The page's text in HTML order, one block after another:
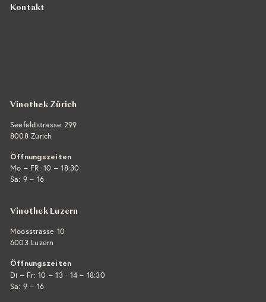
Kontakt
Vinothek Zürich
Seefeldstrasse 299
8008 Zürich
Öffnungszeiten
Mo – FR: 10 – 18:30
Sa: 9 – 16
Vinothek Luzern
Moosstrasse 10
6003 Luzern
Öffnungszeiten
Di – Fr: 10 – 13 · 14 – 18:30
Sa: 9 – 16